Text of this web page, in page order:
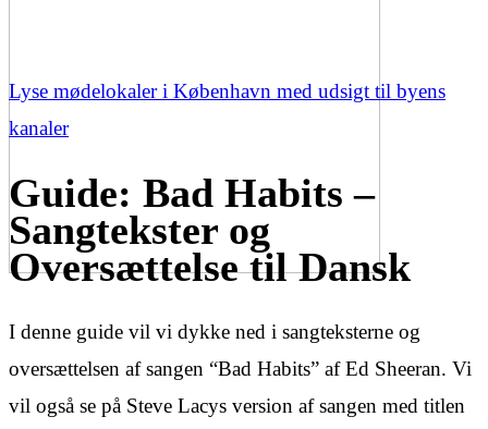
Lyse mødelokaler i København med udsigt til byens
kanaler
Guide: Bad Habits –
Sangtekster og
Oversættelse til Dansk
I denne guide vil vi dykke ned i sangteksterne og
oversættelsen af sangen “Bad Habits” af Ed Sheeran. Vi
vil også se på Steve Lacys version af sangen med titlen